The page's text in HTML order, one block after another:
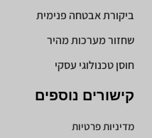
קישורים נוספים
מדיניות פרטיות
ביקורת אבטחה פנימית
שחזור מערכות מהיר
חוסן טכנולוגי עסקי